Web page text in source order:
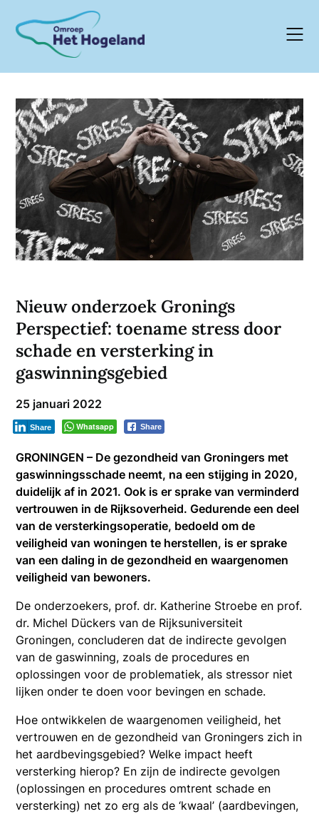
content
Nieuw onderzoek Gronings
Perspectief: toename stress door
schade en versterking in
gaswinningsgebied
25 januari 2022
Whatsapp Share
Share
GRONINGEN – De gezondheid van Groningers met
gaswinningsschade neemt, na een stijging in 2020,
duidelijk af in 2021. Ook is er sprake van verminderd
vertrouwen in de Rijksoverheid. Gedurende een deel
van de versterkingsoperatie, bedoeld om de
veiligheid van woningen te herstellen, is er sprake
van een daling in de gezondheid en waargenomen
veiligheid van bewoners.
De onderzoekers, prof. dr. Katherine Stroebe en prof.
dr. Michel Dückers van de Rijksuniversiteit
Groningen, concluderen dat de indirecte gevolgen
van de gaswinning, zoals de procedures en
oplossingen voor de problematiek, als stressor niet
lijken onder te doen voor bevingen en schade.
Hoe ontwikkelen de waargenomen veiligheid, het
vertrouwen en de gezondheid van Groningers zich in
het aardbevingsgebied? Welke impact heeft
versterking hierop? En zijn de indirecte gevolgen
(oplossingen en procedures omtrent schade en
versterking) net zo erg als de ‘kwaal’ (aardbevingen,